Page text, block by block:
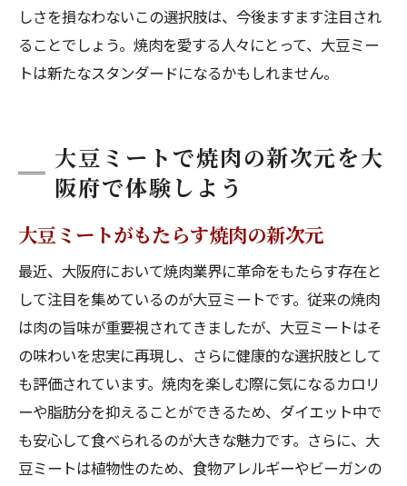
しさを損なわないこの選択肢は、今後ますます注目され
ることでしょう。焼肉を愛する人々にとって、大豆ミー
トは新たなスタンダードになるかもしれません。
大豆ミートで焼肉の新次元を大
阪府で体験しよう
大豆ミートがもたらす焼肉の新次元
最近、大阪府において焼肉業界に革命をもたらす存在と
して注目を集めているのが大豆ミートです。従来の焼肉
は肉の旨味が重要視されてきましたが、大豆ミートはそ
の味わいを忠実に再現し、さらに健康的な選択肢として
も評価されています。焼肉を楽しむ際に気になるカロリ
ーや脂肪分を抑えることができるため、ダイエット中で
も安心して食べられるのが大きな魅力です。さらに、大
豆ミートは植物性のため、食物アレルギーやビーガンの